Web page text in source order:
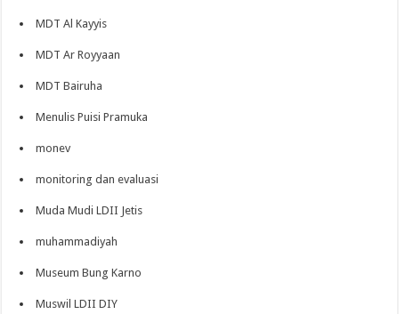
MDT Al Kayyis
MDT Ar Royyaan
MDT Bairuha
Menulis Puisi Pramuka
monev
monitoring dan evaluasi
Muda Mudi LDII Jetis
muhammadiyah
Museum Bung Karno
Muswil LDII DIY